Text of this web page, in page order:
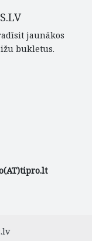
jaunākos
bukletus.